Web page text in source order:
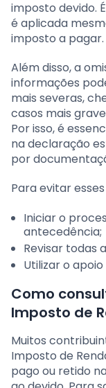
imposto devido.
é aplicada
imposto a pagar.
Além disso, a
informações
mais severas,
casos mais
Por isso, é
na declaração
por
Para evitar
Iniciar o
antecedência;
Revisar todas
Utilizar o
Como
Imposto de
Muitos
Imposto de
pago ou retido